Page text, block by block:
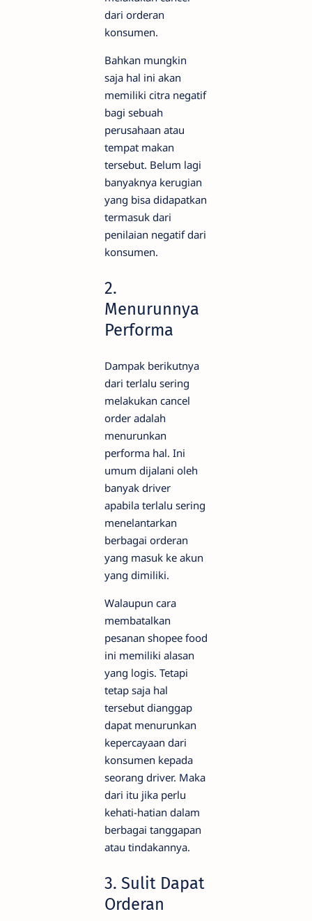
dari orderan
konsumen.
Bahkan mungkin
saja hal ini akan
memiliki citra negatif
bagi sebuah
perusahaan atau
tempat makan
tersebut. Belum lagi
banyaknya kerugian
yang bisa didapatkan
termasuk dari
penilaian negatif dari
konsumen.
2.
Menurunnya
Performa
Dampak berikutnya
dari terlalu sering
melakukan cancel
order adalah
menurunkan
performa hal. Ini
umum dijalani oleh
banyak driver
apabila terlalu sering
menelantarkan
berbagai orderan
yang masuk ke akun
yang dimiliki.
Walaupun cara
membatalkan
pesanan shopee food
ini memiliki alasan
yang logis. Tetapi
tetap saja hal
tersebut dianggap
dapat menurunkan
kepercayaan dari
konsumen kepada
seorang driver. Maka
dari itu jika perlu
kehati-hatian dalam
berbagai tanggapan
atau tindakannya.
3. Sulit Dapat
Orderan